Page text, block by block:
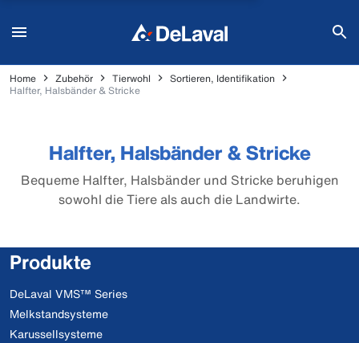
Home Zubehör Tierwohl
Sortieren, Identifikation
Halfter, Halsbänder & Stricke
Halfter, Halsbänder & Stricke
Bequeme Halfter, Halsbänder und Stricke beruhigen
sowohl die Tiere als auch die Landwirte.
Produkte
DeLaval VMS™ Series
Melkstandsysteme
Karussellsysteme